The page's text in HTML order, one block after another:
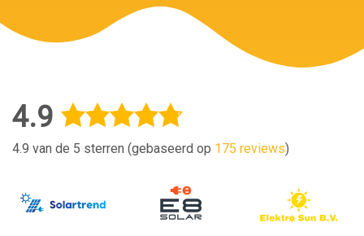
4.9
4.9 van de 5 sterren (gebaseerd op 175 reviews)